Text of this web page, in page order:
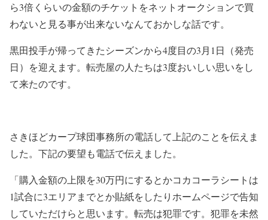
ら3倍くらいの金額のチケットをネットオークションで買
わないと見る事が出来ないなんておかしな話です。
黒田投手が帰ってきたシーズンから4度目の3月1日（発売
日）を迎えます。転売屋の人たちは3度おいしい思いをし
て来たのです。
さきほどカープ球団事務所の電話して上記のことを伝えま
した。下記の要望も電話で伝えました。
「購入金額の上限を30万円にするとかコカコーラシートは
1試合に3エリアまでとか貼紙をしたりホームページで告知
していただけらと思います。転売は犯罪です。犯罪を未然